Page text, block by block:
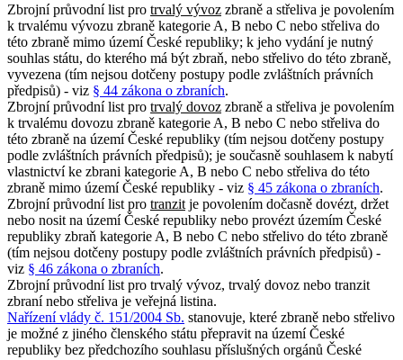
Zbrojní průvodní list pro trvalý vývoz zbraně a střeliva je povolením
k trvalému vývozu zbraně kategorie A, B nebo C nebo střeliva do
této zbraně mimo území České republiky; k jeho vydání je nutný
souhlas státu, do kterého má být zbraň, nebo střelivo do této zbraně,
vyvezena (tím nejsou dotčeny postupy podle zvláštních právních
předpisů) - viz § 44 zákona o zbraních.
Zbrojní průvodní list pro trvalý dovoz zbraně a střeliva je povolením
k trvalému dovozu zbraně kategorie A, B nebo C nebo střeliva do
této zbraně na území České republiky (tím nejsou dotčeny postupy
podle zvláštních právních předpisů); je současně souhlasem k nabytí
vlastnictví ke zbrani kategorie A, B nebo C nebo střeliva do této
zbraně mimo území České republiky - viz § 45 zákona o zbraních.
Zbrojní průvodní list pro tranzit je povolením dočasně dovézt, držet
nebo nosit na území České republiky nebo provézt územím České
republiky zbraň kategorie A, B nebo C nebo střelivo do této zbraně
(tím nejsou dotčeny postupy podle zvláštních právních předpisů) -
viz § 46 zákona o zbraních.
Zbrojní průvodní list pro trvalý vývoz, trvalý dovoz nebo tranzit
zbraní nebo střeliva je veřejná listina.
Nařízení vlády č. 151/2004 Sb. stanovuje, které zbraně nebo střelivo
je možné z jiného členského státu přepravit na území České
republiky bez předchozího souhlasu příslušných orgánů České